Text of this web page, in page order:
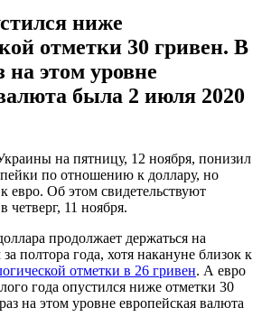
ниже
отметки 30 гривен. В
на этом уровне
была 2 июля 2020
на пятницу, 12 ноября, понизил
по отношению к доллару, но
евро. Об этом свидетельствуют
11 ноября.
продолжает держаться на
полтора года, хотя накануне близок к
отметки в 26 гривен. А евро
года опустился ниже отметки 30
на этом уровне европейская валюта